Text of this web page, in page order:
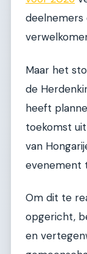
Maar het
de
heeft
toekomst
van
evenement
Om dit te
opgericht,
en